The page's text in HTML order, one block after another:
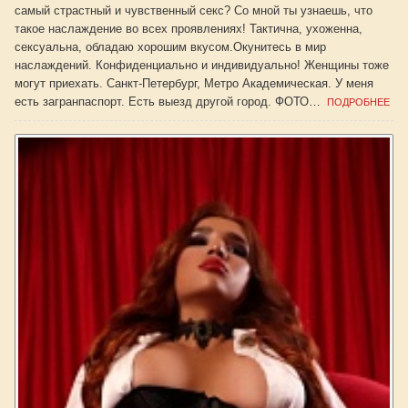
самый страстный и чувственный секс? Со мной ты узнаешь, что
такое наслаждение во всех проявлениях! Тактична, ухоженна,
сексуальна, обладаю хорошим вкусом.Окунитесь в мир
наслаждений. Конфиденциально и индивидуально! Женщины тоже
могут приехать. Санкт-Петербург, Метро Академическая. У меня
есть загранпаспорт. Есть выезд другой город. ФОТО…
ПОДРОБНЕЕ